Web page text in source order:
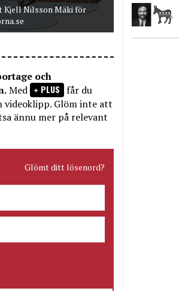
Kjell Nilsson Mäki för
och
Med PLUS får du
Glöm inte att
ännu mer på relevant
Glömt ditt lösenord?